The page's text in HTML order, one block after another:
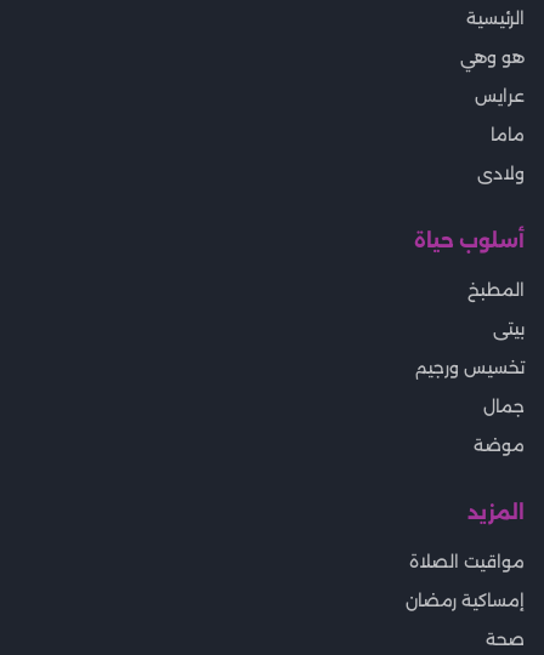
الرئيسية
هو وهي
عرايس
ماما
ولادى
أسلوب حياة
المطبخ
بيتى
تخسيس ورجيم
جمال
موضة
المزيد
مواقيت الصلاة
إمساكية رمضان
صحة